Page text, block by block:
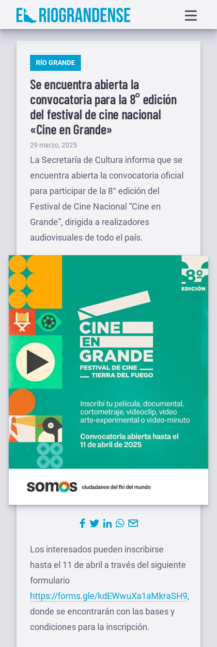
Saltar
menu
PUBLICADO
RÍO GRANDE
Se encuentra abierta la
convocatoria para la 8° edición
del festival de cine nacional
«Cine en Grande»
Publicado
el
29 marzo, 2025
La Secretaría de Cultura informa que se
encuentra abierta la convocatoria oficial
para participar de la 8° edición del
Festival de Cine Nacional “Cine en
Grande”, dirigida a realizadores
audiovisuales de todo el país.
Los interesados pueden inscribirse
hasta el 11 de abril a través del siguiente
formulario
https://forms.gle/kdEWwuXa1aMkraSH9,
donde se encontrarán con las bases y
condiciones para la inscripción.